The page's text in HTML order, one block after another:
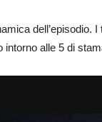
dell’episodio.
alle 5 di